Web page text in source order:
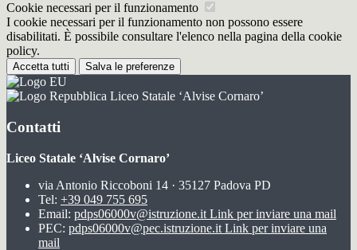
Cookie necessari per il funzionamento
I cookie necessari per il funzionamento non possono essere
disabilitati. È possibile consultare l'elenco nella pagina della cookie
policy.
Accetta tutti Salva le preferenze
Liceo Statale ‘Alvise Cornaro’
Contatti
Liceo Statale ‘Alvise Cornaro’
via Antonio Riccoboni 14 · 35127 Padova PD
Tel: +39 049 755 695
Email: pdps06000v@istruzione.it Link per inviare una mail
PEC: pdps06000v@pec.istruzione.it Link per inviare una
mail